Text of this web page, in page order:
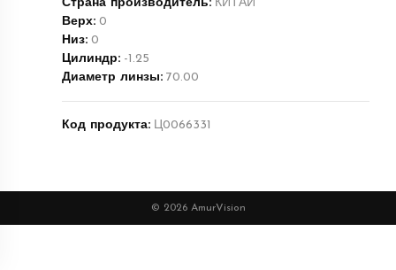
Страна производитель: КИТАЙ
Верх: 0
Низ: 0
Цилиндр: -1.25
Диаметр линзы: 70.00
Код продукта: Ц0066331
© 2026 AmurVision